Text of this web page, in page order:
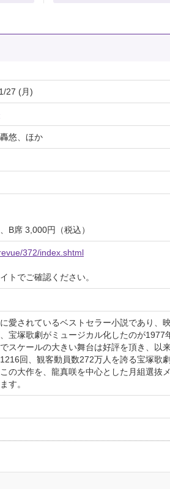
27 (月)
悠、ほか
B席 3,000円（税込）
372/index.shtml
トでご確認ください。
愛されているベストセラー小説であり、
宝塚歌劇がミュージカル化したのが1977
スケールの大きい舞台は好評を頂き、以
回、観客動員数272万人を誇る宝塚歌
の大作を、龍真咲を中心とした月組選抜
す。